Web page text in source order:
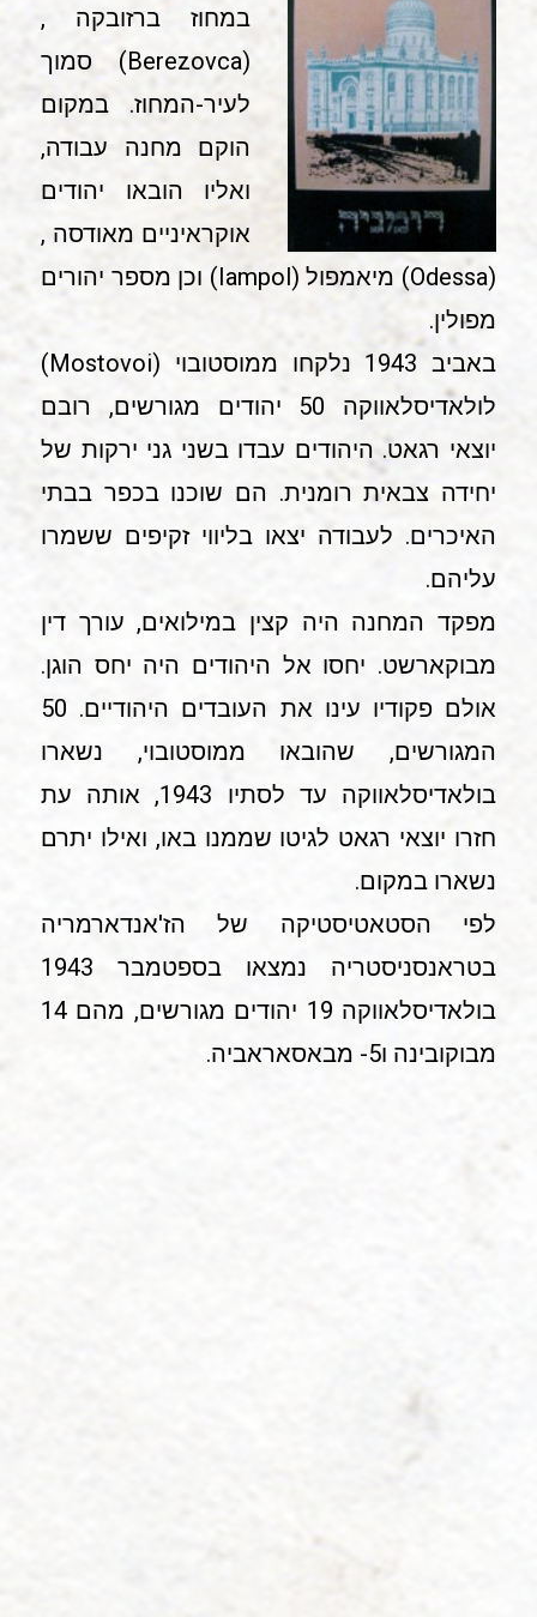
במחוז ברזובקה ,
(Berezovca) סמוך
לעיר-המחוז. במקום
הוקם מחנה עבודה,
ואליו הובאו יהודים
אוקראיניים מאודסה ,
(Odessa) מיאמפול (Iampol) וכן מספר יהורים
מפולין.
באביב 1943 נלקחו ממוסטובוי (Mostovoi)
לולאדיסלאווקה 50 יהודים מגורשים, רובם
יוצאי רגאט. היהודים עבדו בשני גני ירקות של
יחידה צבאית רומנית. הם שוכנו בכפר בבתי
האיכרים. לעבודה יצאו בליווי זקיפים ששמרו
עליהם.
מפקד המחנה היה קצין במילואים, עורך דין
מבוקארשט. יחסו אל היהודים היה יחס הוגן.
אולם פקודיו עינו את העובדים היהודיים. 50
המגורשים, שהובאו ממוסטובוי, נשארו
בולאדיסלאווקה עד לסתיו 1943, אותה עת
חזרו יוצאי רגאט לגיטו שממנו באו, ואילו יתרם
נשארו במקום.
לפי הסטאטיסטיקה של הז'אנדארמריה
בטראנסניסטריה נמצאו בספטמבר 1943
בולאדיסלאווקה 19 יהודים מגורשים, מהם 14
מבוקובינה ו5- מבאסאראביה.